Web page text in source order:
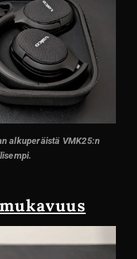
alkuperäistä VMK25:n